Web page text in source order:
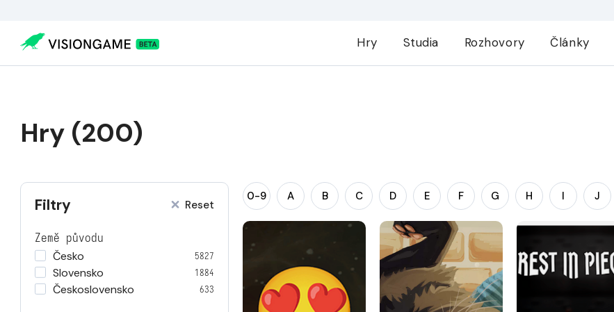
Hry Studia Rozhovory Články
Hry (200)
Filtry Reset
Země původu
Česko
5827
Slovensko 1884
Československo 633
0-9 A B C D E F G H I J